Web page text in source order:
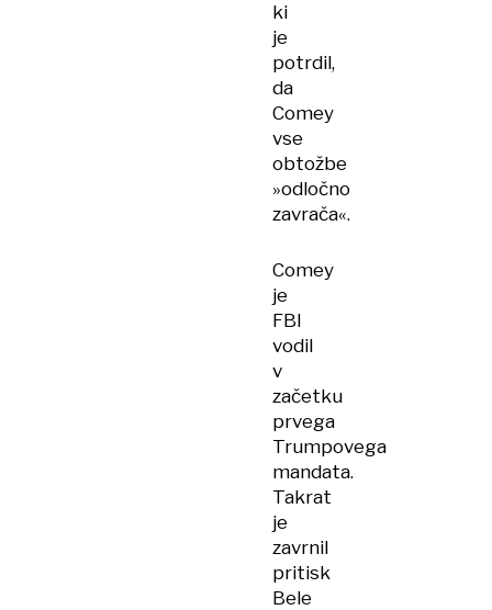
ki
je
potrdil,
da
Comey
vse
obtožbe
»odločno
zavrača«.
Comey
je
FBI
vodil
v
začetku
prvega
Trumpovega
mandata.
Takrat
je
zavrnil
pritisk
Bele